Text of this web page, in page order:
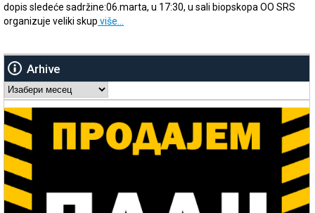
dopis sledeće sadržine:06.marta, u 17:30, u sali biopskopa OO SRS
organizuje veliki skup više…
Arhive
Arhive